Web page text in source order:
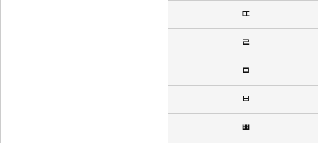
ㄸ
ㄹ
ㅁ
ㅂ
ㅃ